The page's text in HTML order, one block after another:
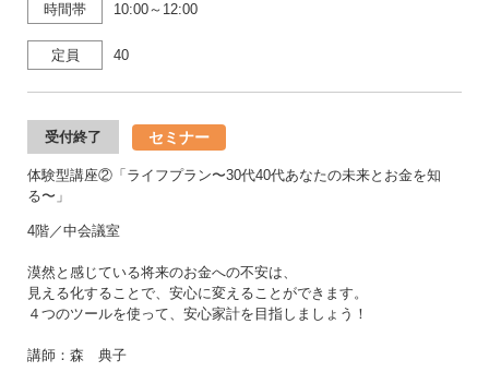
時間帯 10:00～12:00
定員 40
受付終了 セミナー
体験型講座②「ライフプラン〜30代40代あなたの未来とお金を知
る〜」
4階／中会議室
漠然と感じている将来のお金への不安は、
見える化することで、安心に変えることができます。
４つのツールを使って、安心家計を目指しましょう！
講師：森 典子